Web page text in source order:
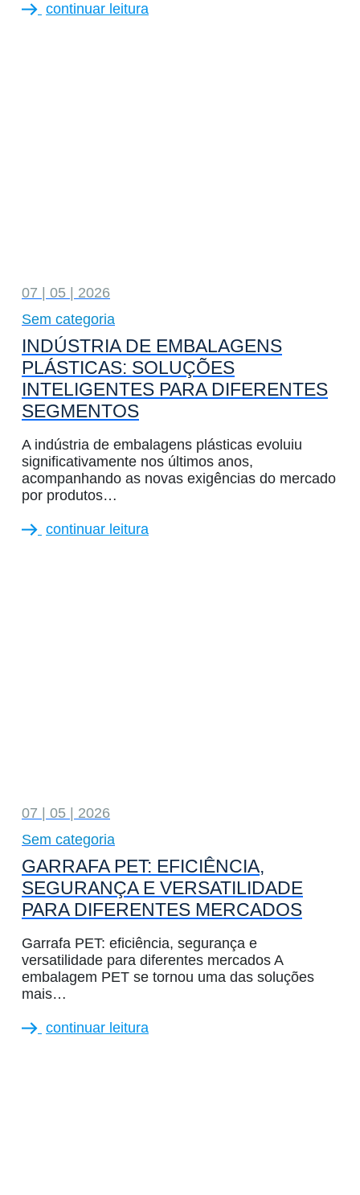
continuar leitura
07 | 05 | 2026
Sem categoria
INDÚSTRIA DE EMBALAGENS
PLÁSTICAS: SOLUÇÕES
INTELIGENTES PARA DIFERENTES
SEGMENTOS
A indústria de embalagens plásticas evoluiu
significativamente nos últimos anos,
acompanhando as novas exigências do mercado
por produtos…
continuar leitura
07 | 05 | 2026
Sem categoria
GARRAFA PET: EFICIÊNCIA,
SEGURANÇA E VERSATILIDADE
PARA DIFERENTES MERCADOS
Garrafa PET: eficiência, segurança e
versatilidade para diferentes mercados A
embalagem PET se tornou uma das soluções
mais…
continuar leitura